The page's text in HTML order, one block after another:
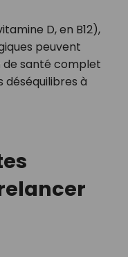
D, en B12),
peuvent
de santé complet
à